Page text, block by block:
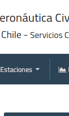
Estaciones